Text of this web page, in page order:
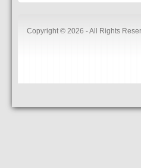
Copyright © 2026 - All Rights